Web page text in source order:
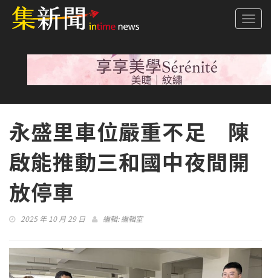
永盛里車位嚴重不足 陳
啟能推動三和國中夜間開
放停車
2025 年 10 月 29 日 編輯:編輯室